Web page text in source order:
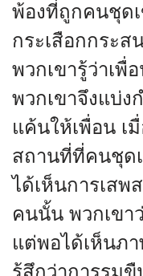
พ้องที่ถูกคนชุด
กระเสือกกระส
พวกเขารู้ว่าเพื่
พวกเขาจึงแบ่ง
แค้นให้เพื่อน เ
สถานที่ที่คนชุด
ได้เห็นการเสพ
คนนั้น พวกเขา
แต่พอได้เห็นภ
รู้สึกว่าการรุมขื